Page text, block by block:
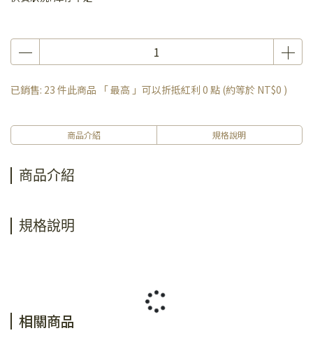
已銷售: 23 件此商品 「 最高 」可以折抵紅利 0 點 (約等於 NT$0 )
商品介紹 規格說明
商品介紹
規格說明
相關商品